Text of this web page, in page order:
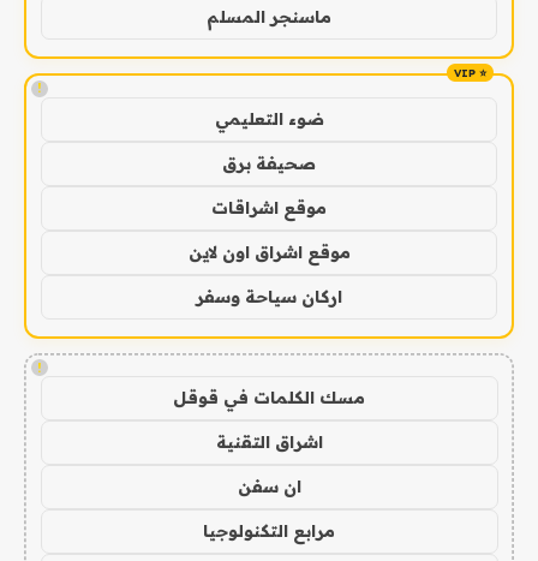
ماسنجر المسلم
!
ضوء التعليمي
صحيفة برق
موقع اشراقات
موقع اشراق اون لاين
اركان سياحة وسفر
!
مسك الكلمات في قوقل
اشراق التقنية
ان سفن
مرابع التكنولوجيا